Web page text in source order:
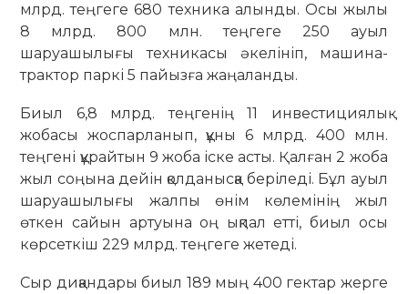
млрд. теңгеге 680 техника алынды. Осы жылы
8 млрд. 800 млн. теңгеге 250 ауыл
шаруашылығы техникасы әкелініп, машина-
трактор паркі 5 пайызға жаңаланды.
Биыл 6,8 млрд. теңгенің 11 инвестициялық
жобасы жоспарланып, құны 6 млрд. 400 млн.
теңгені құрайтын 9 жоба іске асты. Қалған 2 жоба
жыл соңына дейін қолданысқа беріледі. Бұл ауыл
шаруашылығы жалпы өнім көлемінің жыл
өткен сайын артуына оң ықпал етті, биыл осы
көрсеткіш 229 млрд. теңгеге жетеді.
Сыр диқандары биыл 189 мың 400 гектар жерге